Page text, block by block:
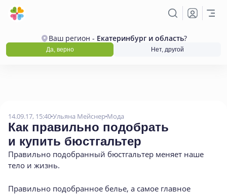
Ваш регион - Екатеринбург и область?
Да, верно Нет, другой
14.09.17, 15:40Ульяна Мейснер Мода
Как правильно подобрать
и купить бюстгальтер
Правильно подобранный бюстгальтер меняет наше
тело и жизнь.
Правильно подобранное белье, а самое главное